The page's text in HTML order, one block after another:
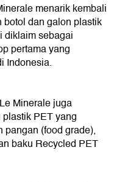
menarik kembali
dan galon plastik
diklaim sebagai
pertama yang
Indonesia.
Minerale juga
PET yang
pangan (food grade),
baku Recycled PET